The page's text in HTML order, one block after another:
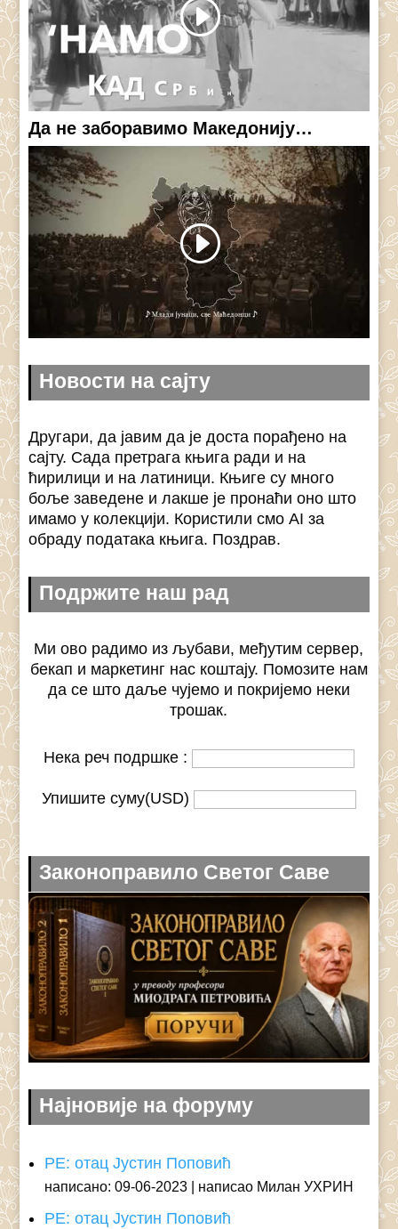
Да не заборавимо Македонију…
Новости на сајту
Другари, да јавим да је доста порађено на
сајту. Сада претрага књига ради и на
ћирилици и на латиници. Књиге су много
боље заведене и лакше је пронаћи оно што
имамо у колекцији. Користили смо AI за
обраду података књига. Поздрав.
Подржите наш рад
Ми ово радимо из љубави, међутим сервер,
бекап и маркетинг нас коштају. Помозите нам
да се што даље чујемо и покријемо неки
трошак.
Нека реч подршке :
Упишите суму(USD)
Законоправило Светог Саве
Најновије на форуму
РЕ: отац Јустин Поповић
написано: 09-06-2023 написао Милан УХРИН
РЕ: отац Јустин Поповић